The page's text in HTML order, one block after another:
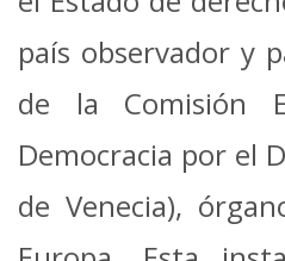
país observador y
de la Comisión
Democracia por el
de Venecia),